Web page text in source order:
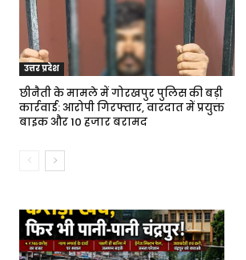
उत्तर प्रदेश
छीनैती के मामले में गोरखपुर पुलिस की बड़ी
कार्रवाई: आरोपी गिरफ्तार, वारदात में प्रयुक्त
बाइक और ₹10 हजार बरामद